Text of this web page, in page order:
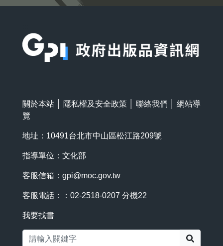
關於本站 隱私權及安全政策 聯絡我們
網站導
覽
地址：10491台北市中山區松江路209號
指導單位：文化部
客服信箱： gpi@moc.gov.tw
客服電話：：02-2518-0207 分機22
我要找書